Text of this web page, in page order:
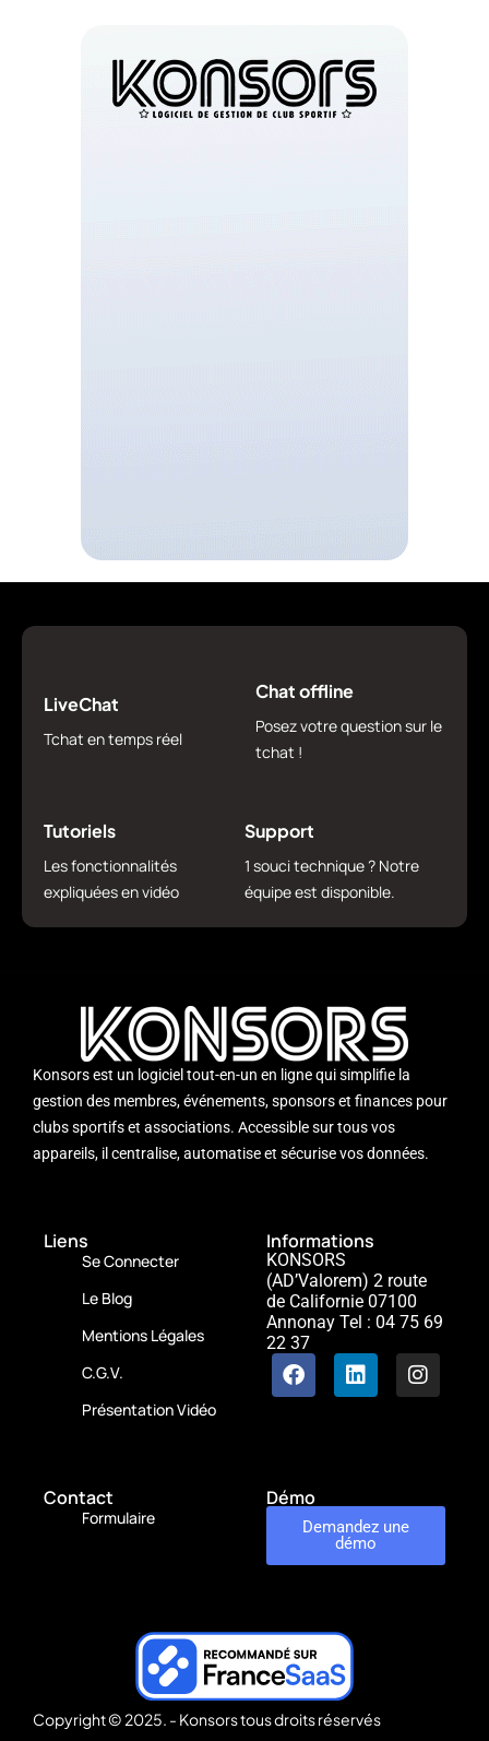
LiveChat
Tchat en temps réel
Chat offline
Posez votre question sur le
tchat !
Tutoriels
Les fonctionnalités
expliquées en vidéo
Support
1 souci technique ? Notre
équipe est disponible.
Konsors est un logiciel tout-en-un en ligne qui simplifie la
gestion des membres, événements, sponsors et finances pour
clubs sportifs et associations. Accessible sur tous vos
appareils, il centralise, automatise et sécurise vos données.
Liens
Se Connecter
Le Blog
Mentions Légales
C.G.V.
Présentation Vidéo
Informations
KONSORS
(AD’Valorem) 2 route
de Californie 07100
Annonay Tel : 04 75 69
22 37
Contact
Formulaire
Démo
Demandez une
démo
Copyright © 2025. - Konsors tous droits réservés